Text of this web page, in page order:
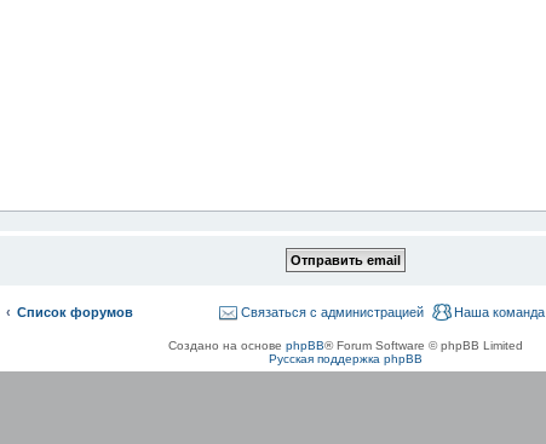
Список форумов Наша команда
Связаться с администрацией
Создано на основе phpBB® Forum Software © phpBB Limited
Русская поддержка phpBB